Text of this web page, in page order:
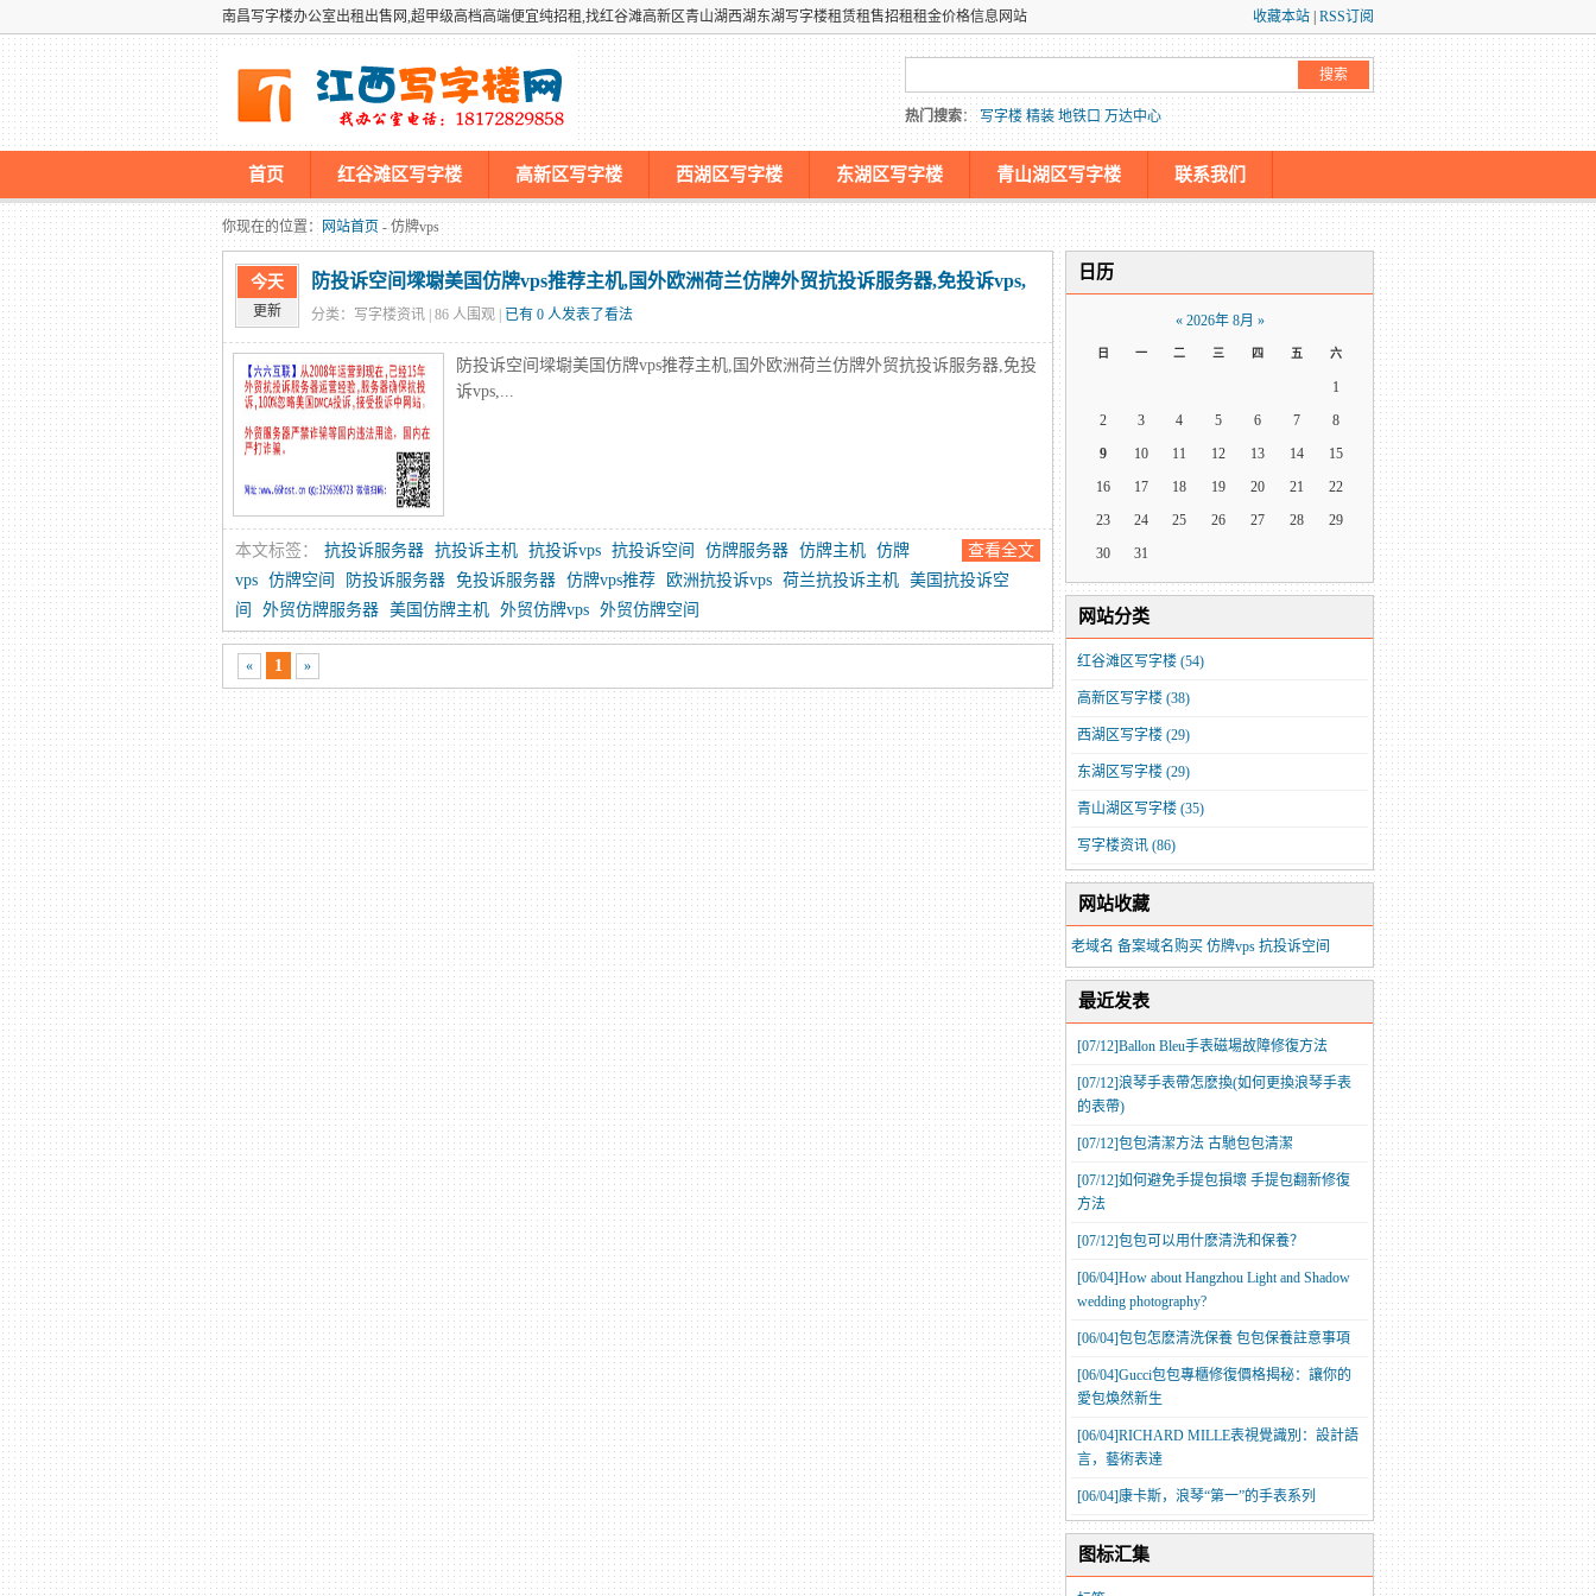
收藏本站 RSS订阅
南昌写字楼办公室出租出售网,超甲级高档高端便宜纯招租,找红谷滩高新区青山湖西湖东湖写字楼租赁租售招租租金价格信息网站
热门搜索： 写字楼 精装 地铁口 万达中心
首页 红谷滩区写字楼 高新区写字楼 西湖区写字楼 东湖区写字楼 青山湖区写字楼 联系我们
墡墢美国仿牌vps推荐仿牌空间主机仿牌服务器,国外欧洲荷兰外贸抗投诉免投诉防投诉主机
你现在的位置： 网站首页 - 仿牌vps
今天
更新
防投诉空间墚墛美国仿牌vps推荐主机,国外欧洲荷兰仿牌外贸抗投诉服务器,免投诉vps,
分类：写字楼资讯 | 86 人围观 | 已有 0 人发表了看法
防投诉空间墚墛美国仿牌vps推荐主机,国外欧洲荷兰仿牌外贸抗投诉服务器,免投
诉vps,...
查看全文
本文标签： 抗投诉服务器 抗投诉主机 抗投诉vps 抗投诉空间 仿牌服务器 仿牌主机 仿牌
vps 仿牌空间 防投诉服务器 免投诉服务器 仿牌vps推荐 欧洲抗投诉vps 荷兰抗投诉主机 美国抗投诉空
间
外贸仿牌服务器 美国仿牌主机 外贸仿牌vps 外贸仿牌空间
« 1 »
日历
« 2026年 8月 »
日 一 二 三 四 五 六
1
2
3 4 5 6 7
8
9
10 11 12 13 14
15
16
17 18 19 20 21
22
23
24 25 26 27 28
29
30
31
网站分类
红谷滩区写字楼 (54)
高新区写字楼 (38)
西湖区写字楼 (29)
东湖区写字楼 (29)
青山湖区写字楼 (35)
写字楼资讯 (86)
网站收藏
老域名 备案域名购买 仿牌vps 抗投诉空间
最近发表
[07/12]​Ballon Bleu手表磁場故障修復方法
[07/12]​浪琴手表帶怎麽換(如何更換浪琴手表
的表帶)
[07/12]​包包清潔方法 古馳包包清潔
[07/12]如何避免手提包損壞 手提包翻新修復
方法
[07/12]​包包可以用什麽清洗和保養？
[06/04]How about Hangzhou Light and Shadow
wedding photography?
[06/04]包包怎麽清洗保養 包包保養註意事項
[06/04]​Gucci包包專櫃修復價格揭秘：讓你的
愛包煥然新生
[06/04]RICHARD MILLE表視覺識別：設計語
言，藝術表達
[06/04]康卡斯，浪琴“第一”的手表系列
图标汇集